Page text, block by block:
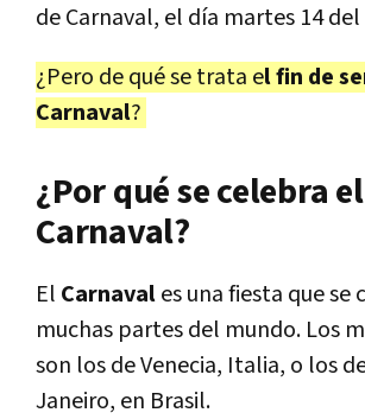
de Carnaval, el día martes 14 del
¿Pero de qué se trata el fin de
Carnaval?
¿Por qué se celebra el
Carnaval?
El Carnavales una fiesta que se
muchas partes del mundo. Los
son los de Venecia, Italia, o los
Janeiro, en Brasil.